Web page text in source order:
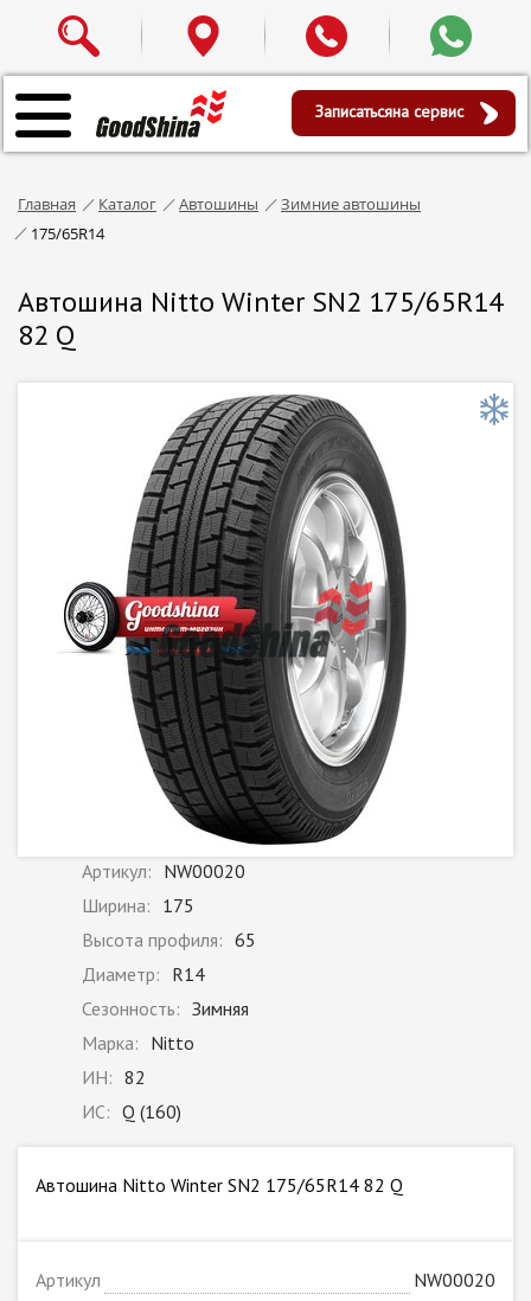
Записатьсяна сервис
Главная Каталог Автошины
Зимние автошины
175/65R14
Автошина Nitto Winter SN2 175/65R14
82 Q
Артикул: NW00020
Ширина: 175
Высота профиля: 65
Диаметр: R14
Сезонность: Зимняя
Марка: Nitto
ИН: 82
ИС: Q (160)
Автошина Nitto Winter SN2 175/65R14 82 Q
Артикул
NW00020